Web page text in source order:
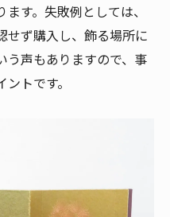
す。失敗例としては、
せず購入し、飾る場所に
う声もありますので、事
トです。